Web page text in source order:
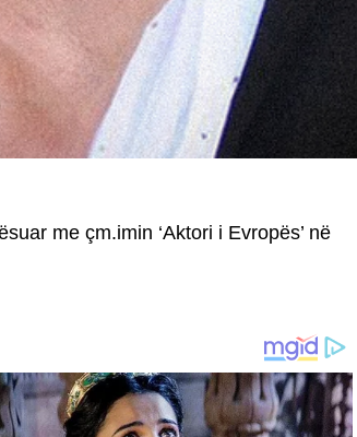
me çm.imin ‘Aktori i Evropës’ në